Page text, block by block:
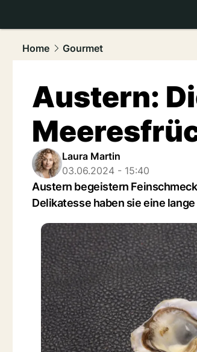
Home
Gourmet
Austern:
Laura Martin
03.06.2024 - 15:40
Austern begeistern
Delikatesse haben sie eine